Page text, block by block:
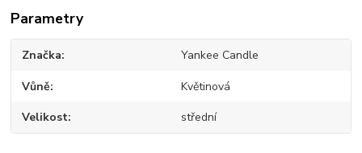
Parametry
Značka Yankee Candle
Vůně Květinová
Velikost střední